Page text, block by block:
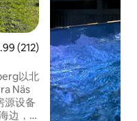
评分 4.99 分（满分 5 分），
(212)
以北
Näs
源设备
边，